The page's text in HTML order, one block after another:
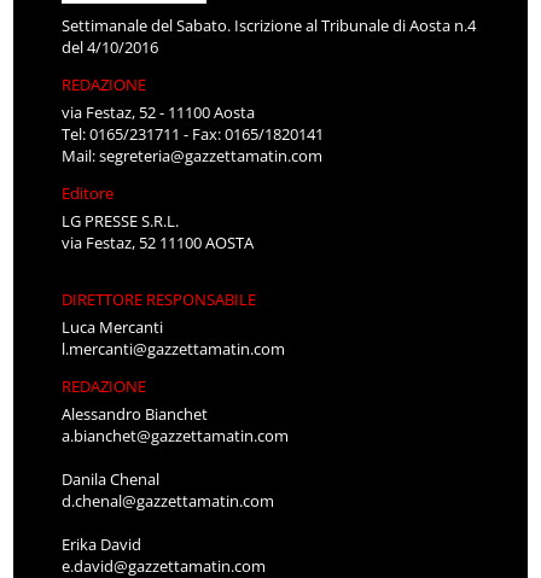
Settimanale del Sabato. Iscrizione al Tribunale di Aosta n.4
del 4/10/2016
REDAZIONE
via Festaz, 52 - 11100 Aosta
Tel: 0165/231711 - Fax: 0165/1820141
Mail:segreteria@gazzettamatin.com
Editore
LG PRESSE S.R.L.
via Festaz, 52 11100 AOSTA
DIRETTORE RESPONSABILE
Luca Mercanti
l.mercanti@gazzettamatin.com
REDAZIONE
Alessandro Bianchet
a.bianchet@gazzettamatin.com
Danila Chenal
d.chenal@gazzettamatin.com
Erika David
e.david@gazzettamatin.com